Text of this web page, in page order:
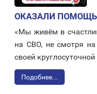
ОКАЗАЛИ
«Мы живём в
на СВО, не смотря
своей
Подобнее...